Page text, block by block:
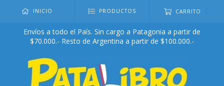
INICIO PRODUCTOS CARRITO
Envíos a todo el País. Sin cargo a Patagonia a partir de
$70.000.- Resto de Argentina a partir de $100.000.-